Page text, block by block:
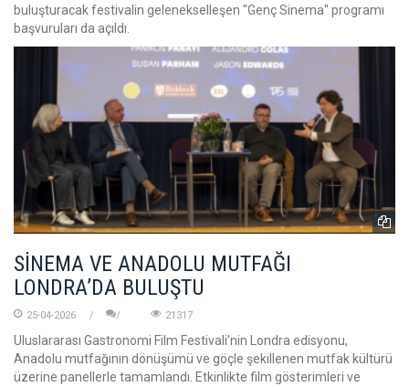
buluşturacak festivalin gelenekselleşen "Genç Sinema" programı
başvuruları da açıldı.
SİNEMA VE ANADOLU MUTFAĞI
LONDRA’DA BULUŞTU
25-04-2026 21317
Uluslararası Gastronomi Film Festivali’nin Londra edisyonu,
Anadolu mutfağının dönüşümü ve göçle şekillenen mutfak kültürü
üzerine panellerle tamamlandı. Etkinlikte film gösterimleri ve